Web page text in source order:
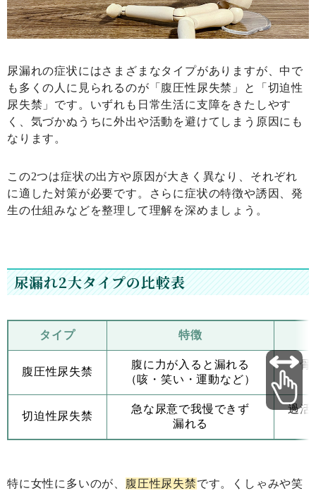
尿漏れの症状にはさまざまなタイプがありますが、中で
も多くの人に見られるのが「腹圧性尿失禁」と「切迫性
尿失禁」です。いずれも日常生活に支障をきたしやす
く、気づかぬうちに外出や活動を避けてしまう原因にも
なります。
この2つは症状の出方や原因が大きく異なり、それぞれ
に適した対策が必要です。さらに症状の特徴や誘因、発
生の仕組みなどを整理して理解を深めましょう。
尿漏れ2大タイプの比較表
タイプ 特徴
腹圧性尿失禁
腹に力が入ると漏れる
（咳・笑い・運動など）
骨
切迫性尿失禁
急な尿意で我慢できず
漏れる
過活
特に女性に多いのが、 腹圧性尿失禁です。くしゃみや笑